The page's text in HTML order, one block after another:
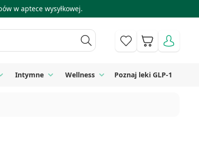
w aptece wysyłkowej.
Koszyk
Toggle submenu for Sprzęt medyczny
Intymne Toggle submenu for Intymne
Wellness Toggle submenu for Wellness
Poznaj leki GLP-1